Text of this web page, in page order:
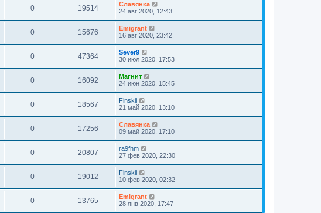
0 19514
Славянка
24 авг 2020, 12:43
0 15676
Emigrant
16 авг 2020, 23:42
0 47364
Sever9
30 июл 2020, 17:53
0 16092
Магнит
24 июн 2020, 15:45
0 18567
Finskii
21 май 2020, 13:10
0 17256
Славянка
09 май 2020, 17:10
0 20807
ra9fhm
27 фев 2020, 22:30
0 19012
Finskii
10 фев 2020, 02:32
0 13765
Emigrant
28 янв 2020, 17:47